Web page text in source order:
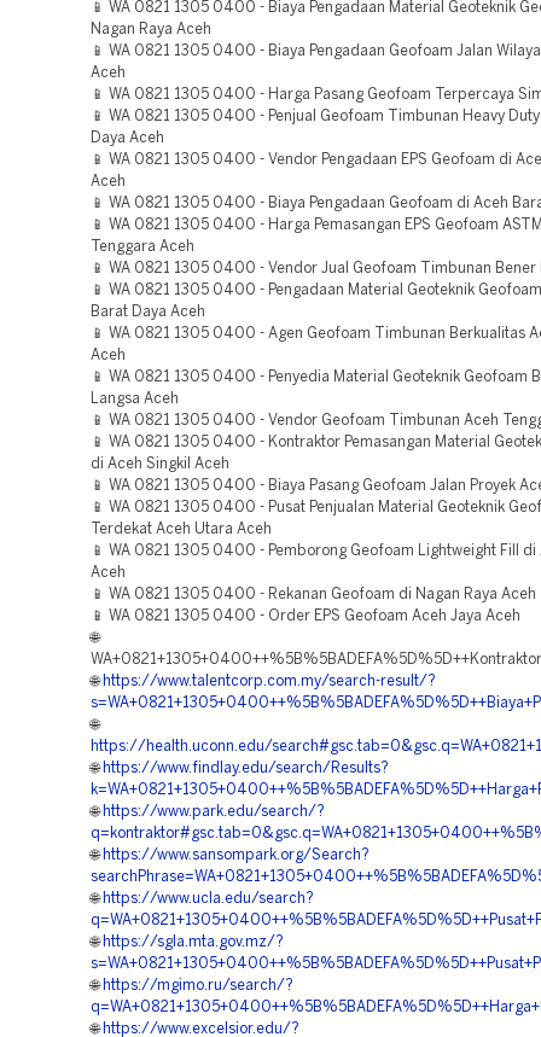
📱 WA 0821 1305 0400 - Biaya Pengadaan Material Geoteknik
Nagan Raya Aceh
📱 WA 0821 1305 0400 - Biaya Pengadaan Geofoam Jalan
Aceh
📱 WA 0821 1305 0400 - Harga Pasang Geofoam Terpercaya
📱 WA 0821 1305 0400 - Penjual Geofoam Timbunan Heavy
Daya Aceh
📱 WA 0821 1305 0400 - Vendor Pengadaan EPS Geofoam di
Aceh
📱 WA 0821 1305 0400 - Biaya Pengadaan Geofoam di Aceh
📱 WA 0821 1305 0400 - Harga Pemasangan EPS Geofoam
Tenggara Aceh
📱 WA 0821 1305 0400 - Vendor Jual Geofoam Timbunan Bener
📱 WA 0821 1305 0400 - Pengadaan Material Geoteknik
Barat Daya Aceh
📱 WA 0821 1305 0400 - Agen Geofoam Timbunan Berkualitas
Aceh
📱 WA 0821 1305 0400 - Penyedia Material Geoteknik Geofoam
Langsa Aceh
📱 WA 0821 1305 0400 - Vendor Geofoam Timbunan Aceh
📱 WA 0821 1305 0400 - Kontraktor Pemasangan Material
di Aceh Singkil Aceh
📱 WA 0821 1305 0400 - Biaya Pasang Geofoam Jalan Proyek
📱 WA 0821 1305 0400 - Pusat Penjualan Material Geoteknik
Terdekat Aceh Utara Aceh
📱 WA 0821 1305 0400 - Pemborong Geofoam Lightweight Fill di
Aceh
📱 WA 0821 1305 0400 - Rekanan Geofoam di Nagan Raya Aceh
📱 WA 0821 1305 0400 - Order EPS Geofoam Aceh Jaya Aceh
🌐
🌐 https://www.talentcorp.com.my/search-result/?
🌐
https://health.uconn.edu/
🌐 https://www.findlay.edu/search/Results?
🌐 https://www.park.edu/search/?
🌐 https://www.sansompark.org/Search?
🌐 https://www.ucla.edu/search?
🌐 https://sgla.mta.gov.mz/?
🌐 https://mgimo.ru/search/?
🌐 https://www.excelsior.edu/?